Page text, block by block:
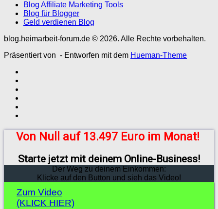
Blog Affiliate Marketing Tools
Blog für Blogger
Geld verdienen Blog
blog.heimarbeit-forum.de © 2026. Alle Rechte vorbehalten.
Präsentiert von - Entworfen mit dem Hueman-Theme
Von Null auf 13.497 Euro im Monat!
Starte jetzt mit deinem Online-Business!
Der Weg zu deinem Einkommen:
Klicke auf den Button und sieh das Video!
Zum Video
(KLICK HIER)